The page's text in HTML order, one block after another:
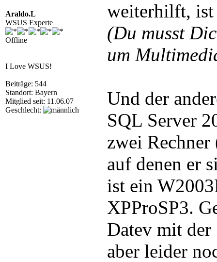
Araldo.L
WSUS Experte
Offline
I Love WSUS!
Beiträge: 544
Standort: Bayern
Mitglied seit: 11.06.07
Geschlecht:
weiterhilft, ist
(Du musst
um
Und der
SQL Server
zwei
auf denen er
ist ein
XPProSP3.
Datev mit
aber leider